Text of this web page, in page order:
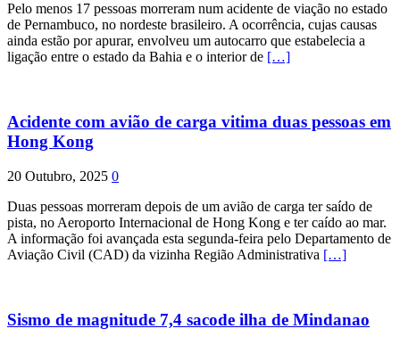
Pelo menos 17 pessoas morreram num acidente de viação no estado
de Pernambuco, no nordeste brasileiro. A ocorrência, cujas causas
ainda estão por apurar, envolveu um autocarro que estabelecia a
ligação entre o estado da Bahia e o interior de […]
Acidente com avião de carga vitima duas pessoas em
Hong Kong
20 Outubro, 2025 0
Duas pessoas morreram depois de um avião de carga ter saído de
pista, no Aeroporto Internacional de Hong Kong e ter caído ao mar.
A informação foi avançada esta segunda-feira pelo Departamento de
Aviação Civil (CAD) da vizinha Região Administrativa […]
Sismo de magnitude 7,4 sacode ilha de Mindanao